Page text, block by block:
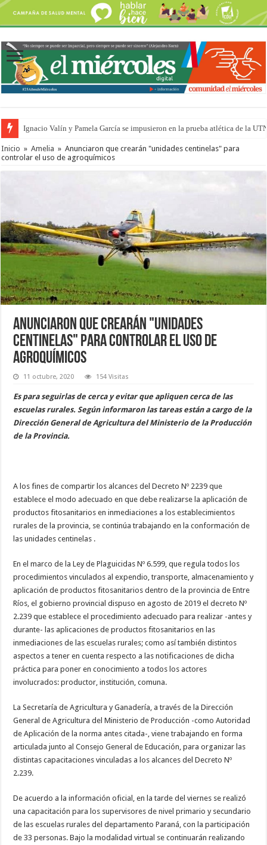
Ignacio Valín y Pamela García se impusieron en la prueba atlética de la
Inicio » Amelia » Anunciaron que crearán "unidades centinelas" para
controlar el uso de agroquímicos
Anunciaron que crearán "unidades
centinelas" para controlar el uso de
agroquímicos
11 octubre, 2020 154 Visitas
Es para seguirlas de cerca y evitar que apliquen cerca de las
escuelas rurales. Según informaron las tareas están a cargo de la
Dirección General de Agricultura del Ministerio de la Producción
de la Provincia.
A los fines de compartir los alcances del Decreto Nº 2239 que
establece el modo adecuado en que debe realizarse la aplicación de
productos fitosanitarios en inmediaciones a los establecimientos
rurales de la provincia, se continúa trabajando en la conformación de
las unidades centinelas .
En el marco de la Ley de Plaguicidas Nº 6.599, que regula todos los
procedimientos vinculados al expendio, transporte, almacenamiento y
aplicación de productos fitosanitarios dentro de la provincia de Entre
Ríos, el gobierno provincial dispuso en agosto de 2019 el decreto Nº
2.239 que establece el procedimiento adecuado para realizar -antes y
durante- las aplicaciones de productos fitosanitarios en las
inmediaciones de las escuelas rurales; como así también distintos
aspectos a tener en cuenta respecto a las notificaciones de dicha
práctica para poner en conocimiento a todos los actores
involucrados: productor, institución, comuna.
La Secretaría de Agricultura y Ganadería, a través de la Dirección
General de Agricultura del Ministerio de Producción -como Autoridad
de Aplicación de la norma antes citada-, viene trabajando en forma
articulada junto al Consejo General de Educación, para organizar las
distintas capacitaciones vinculadas a los alcances del Decreto Nº
2.239.
De acuerdo a la información oficial, en la tarde del viernes se realizó
una capacitación para los supervisores de nivel primario y secundario
de las escuelas rurales del departamento Paraná, con la participación
de 33 personas. Bajo la modalidad virtual se continuarán realizando